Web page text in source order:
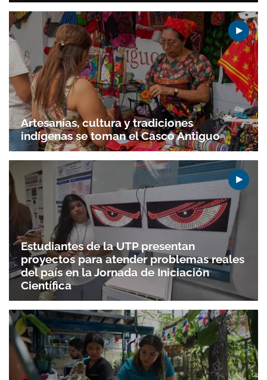
Artesanías, cultura y tradiciones
indígenas se toman el Casco Antiguo
Estudiantes de la UTP presentan
proyectos para atender problemas reales
del país en la Jornada de Iniciación
Científica